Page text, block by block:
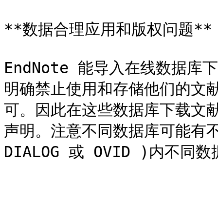
**数据合理应用和版权问题**
EndNote 能导入在线数据库
明确禁止使用和存储他们的文
可。因此在这些数据库下载文
声明。注意不同数据库可能有